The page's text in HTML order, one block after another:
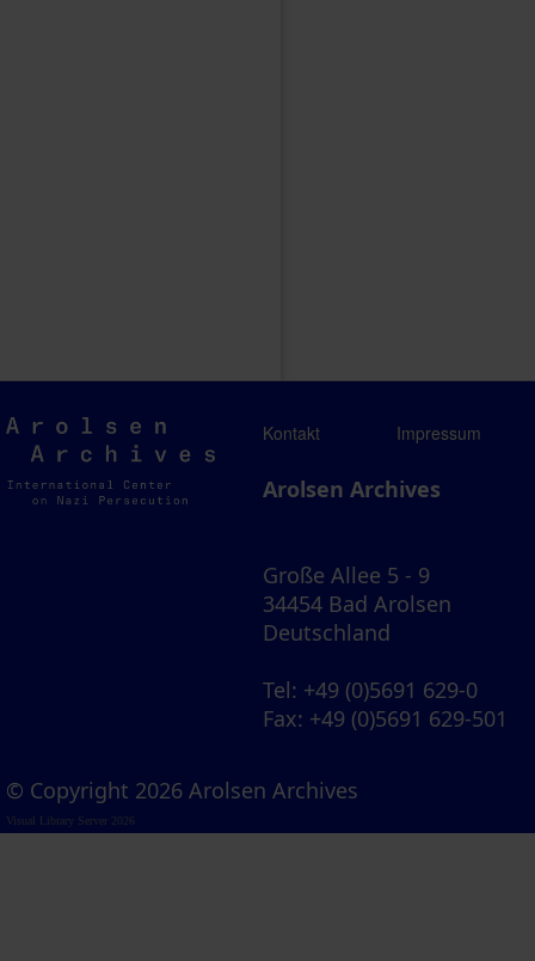
Arolsen
Archives
Kontakt Impressum
Arolsen Archives
Große Allee 5 - 9
34454 Bad Arolsen
Deutschland
Tel: +49 (0)5691 629-0
Fax: +49 (0)5691 629-501
© Copyright 2026 Arolsen Archives
Visual Library Server 2026